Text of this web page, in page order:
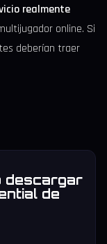
realmente
online. Si
deberían traer
descargar
de